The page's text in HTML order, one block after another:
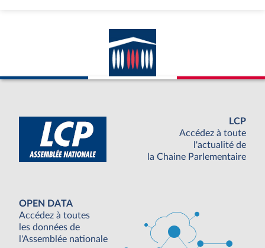
Demain, certains ne pourraient-ils ressentir ce
texte comme une incitation à mourir ? Un texte qui
leur dit qu’ils appartiennent à une catégorie de
humaine et celui de l’inviolabilité humaine de la
personne ne fondent-ils plus notre socle commun ?
En outre, je tiens à préciser qu’il ne s’agit pas de
nier la demande de mort, mais d’appréhender la
Ecouter et orienter, en plus d’accompagner,
n’entraîne-t-il pas un renouveau dans la vie ?
Seulement 0,3% des 3% des demandes de mort à
l’entrée en soins palliatifs persistent après sept
LCP
Accédez à toute
l'actualité de
la Chaine Parlementaire
OPEN DATA
Accédez à toutes
les données de
l'Assemblée nationale